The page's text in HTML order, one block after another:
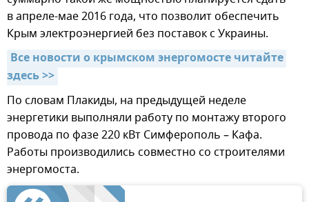
в апреле-мае 2016 года, что позволит обеспечить
Крым электроэнергией без поставок с Украины.
Все новости о крымском энергомосте читайте
здесь >>
По словам Плакиды, на предыдущей неделе
энергетики выполняли работу по монтажу второго
провода по фазе 220 кВт Симферополь – Кафа.
Работы производились совместно со строителями
энергомоста.